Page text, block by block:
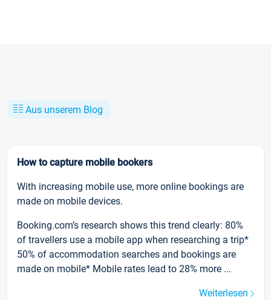
Aus unserem Blog
How to capture mobile bookers
With increasing mobile use, more online bookings are
made on mobile devices.
Booking.com’s research shows this trend clearly: 80%
of travellers use a mobile app when researching a trip*
50% of accommodation searches and bookings are
made on mobile* Mobile rates lead to 28% more ...
Weiterlesen